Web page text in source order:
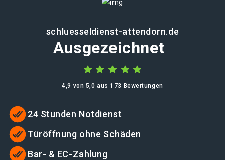
schluesseldienst-attendorn.de
Ausgezeichnet
4,9 von 5,0 aus 173 Bewertungen
24 Stunden Notdienst
Türöffnung ohne Schäden
Bar- & EC-Zahlung